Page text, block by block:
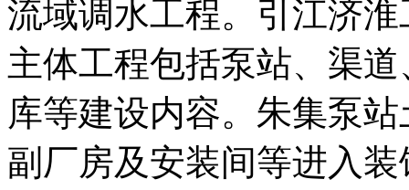
流域调水工程。引江济
主体工程包括泵站、渠
库等建设内容。朱集泵
副厂房及安装间等进入